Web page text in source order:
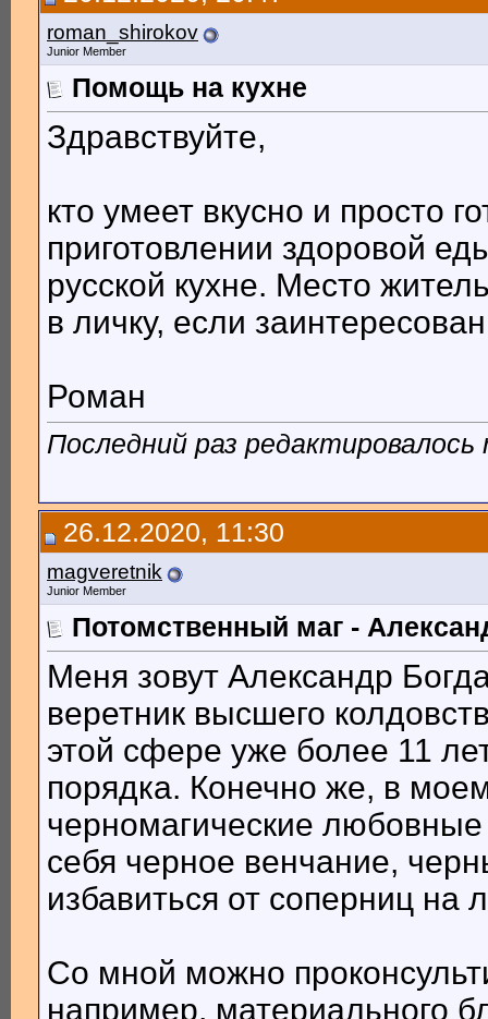
roman_shirokov
Junior Member
Помощь на кухне
Здравствуйте,
кто умеет вкусно и просто
приготовлении здоровой
русской кухне. Место
в личку, если
Роман
Последний раз
26.12.2020, 11:30
magveretnik
Junior Member
Потомственный маг -
Меня зовут Александр
веретник высшего
этой сфере уже более 11
порядка. Конечно же, в
черномагические
себя черное венчание,
избавиться от соперниц
Со мной можно
например, материального